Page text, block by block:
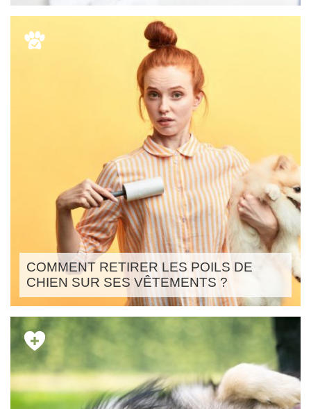
COMMENT RETIRER LES POILS DE
CHIEN SUR SES VÊTEMENTS ?